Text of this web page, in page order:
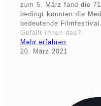
zum 5. März fand die
bedingt konnten die
bedeutende
Gefällt Ihnen das?
Mehr erfahren
20. März 2021